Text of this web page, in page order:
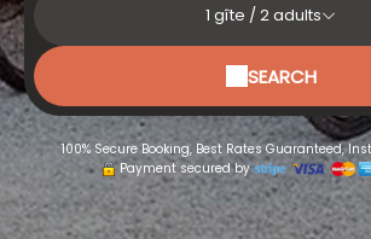
1 gîte /2adults
SEARCH
100% Secure Booking, Best Rates Guaranteed,
Payment secured by